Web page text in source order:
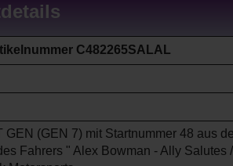
C482265SALAL
GEN (GEN 7) mit Startnummer 48 aus
Fahrers " Alex Bowman - Ally Salutes /